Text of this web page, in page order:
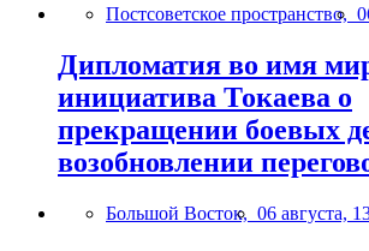
Постсоветское пространство,
Дипломатия во имя
инициатива Токаева о
прекращении боевых
возобновлении
Большой Восток, 06 августа,